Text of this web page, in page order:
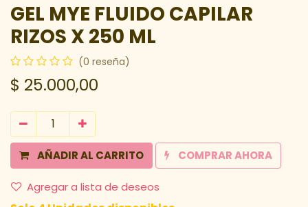
GEL MYE FLUIDO CAPILAR
RIZOS X 250 ML
(0 reseña)
$ 25.000,00
AÑADIR AL CARRITO COMPRAR AHORA
Agregar a lista de deseos